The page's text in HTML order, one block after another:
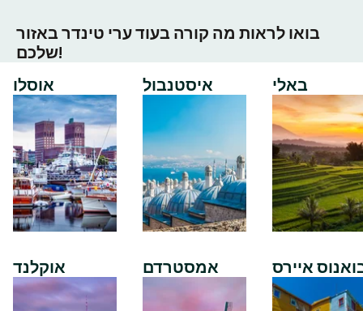
בואו לראות מה קורה בעוד ערי טינדר באזור
שלכם!
אוסלו
אוקלנד
איסטנבול
אמסטרדם
באלי
איירס